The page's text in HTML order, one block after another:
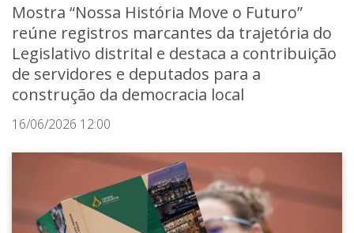
Mostra “Nossa História Move o Futuro”
reúne registros marcantes da trajetória do
Legislativo distrital e destaca a contribuição
de servidores e deputados para a
construção da democracia local
16/06/2026 12:00